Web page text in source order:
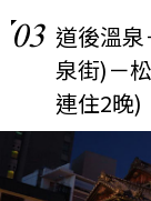
03 道後溫
泉街)－
連住2晚)